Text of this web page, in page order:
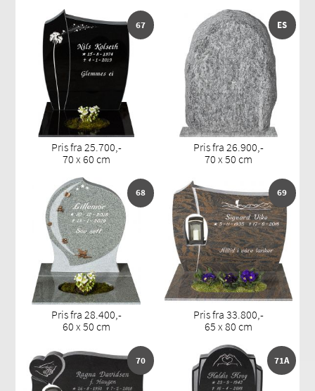
67
Pris fra 25.700,-
70 x 60 cm
ES
Pris fra 26.900,-
70 x 50 cm
68
Pris fra 28.400,-
60 x 50 cm
69
Pris fra 33.800,-
65 x 80 cm
70 71A